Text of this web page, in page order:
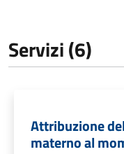
Servizi (6)
Attribuzione
materno al